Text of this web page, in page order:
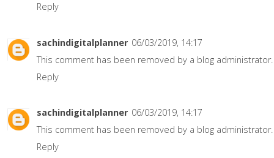
Reply
sachindigitalplanner 06/03/2019, 14:17
This comment has been removed by a blog administrator.
Reply
sachindigitalplanner 06/03/2019, 14:17
This comment has been removed by a blog administrator.
Reply